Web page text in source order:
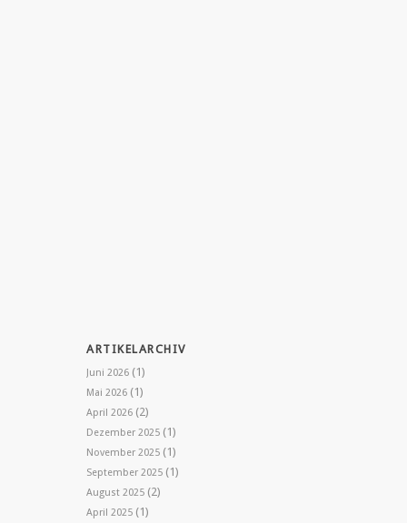
ARTIKELARCHIV
Juni 2026 (1)
Mai 2026 (1)
April 2026 (2)
Dezember 2025 (1)
November 2025 (1)
September 2025 (1)
August 2025 (2)
April 2025 (1)